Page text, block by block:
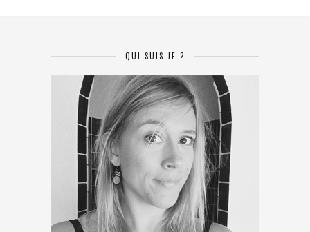
QUI SUIS-JE ?